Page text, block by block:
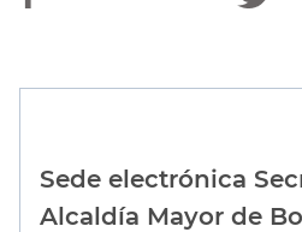
Sede electrónica
Alcaldía Mayor de